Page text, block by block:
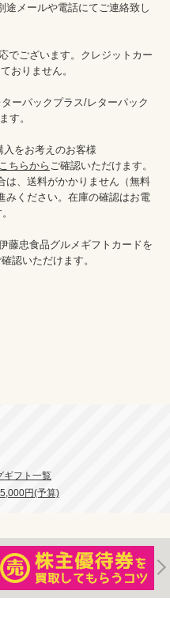
メールや電話にてご連絡致し
おりません。
す。
ちらから ご確認いただけます。
は、送料がかかりません（無料
みください。在庫の確認はお電
ギフト一覧
円(予算)